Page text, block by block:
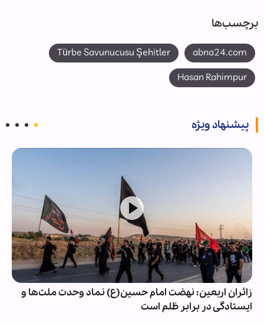
برچسب‌ها
abna24.com
Türbe Savunucusu Şehitler
Hasan Rahimpur
پیشنهاد ویژه
زائران اربعین: نهضت امام حسین(ع) نماد وحدت ملت‌ها و
ایستادگی در برابر ظلم است